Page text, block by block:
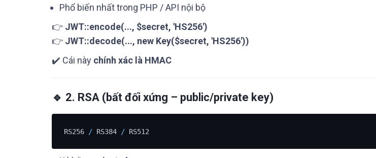
Phổ biến nhất trong PHP / API nội bộ
👉 JWT::encode(..., $secret, 'HS256')
👉 JWT::decode(..., new Key($secret, 'HS256'))
✔️ Cái này chính xác là HMAC
🔹 2. RSA (bất đối xứng – public/private key)
RS256 / RS384 /